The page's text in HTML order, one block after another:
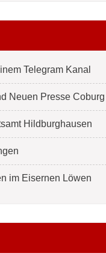
Telegram Kanal
Neuen Presse
Hildburghausen
im Eisernen Löwen